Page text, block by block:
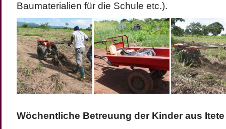
Baumaterialien für die Schule etc.).
Wöchentliche Betreuung der Kinder aus Itete